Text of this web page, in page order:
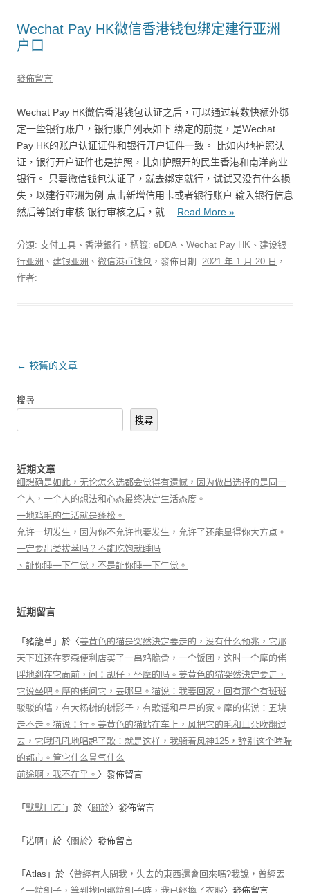
Wechat Pay HK微信香港钱包绑定建行亚洲
户口
發佈留言
Wechat Pay HK微信香港钱包认证之后，可以通过转数快额外绑
定一些银行账户，银行账户列表如下 绑定的前提，是Wechat
Pay HK的账户认证证件和银行开户证件一致。 比如内地护照认
证，银行开户证件也是护照，比如护照开的民生香港和南洋商业
银行。 只要微信钱包认证了，就去绑定就行，试试又没有什么损
失，以建行亚洲为例 点击新增信用卡或者银行账户 输入银行信息
然后等银行审核 银行审核之后，就… Read More »
分類: 支付工具 、 香港銀行 ，標籤: eDDA 、 Wechat Pay HK 、 建设银
行亚洲 、 建银亚洲 、 微信港币钱包 ，發佈日期: 2021 年 1 月 20 日 ，
作者:
文章導覽
← 較舊的文章
搜尋
搜尋
近期文章
细想确是如此，无论怎么选都会觉得有遗憾，因为做出选择的是同一
个人，一个人的想法和心态最终决定生活态度。
一地鸡毛的生活就是蓬松。
允许一切发生，因为你不允许也要发生，允许了还能显得你大方点。
一定要出类拔萃吗？不能吃饱就睡吗
、訨你睡一下午觉，不是訨你睡一下午觉。
近期留言
「 豬籠草 」於〈姜黄色的猫是突然決定要走的，没有什么预兆，它那
天下班还在罗森便利店买了一串鸡脆骨，一个饭团，这时一个摩的佬
呼地刹在它面前，问：靓仔，坐摩的吗。姜黄色的猫突然決定要走，
它说坐吧。摩的佬问它，去哪里。猫说：我要回家，回有那个有斑斑
驳驳的墙，有大杨树的树影子，有歌谣和星星的家。摩的佬说：五块
走不走。猫说：行。姜黄色的猫站在车上，风把它的毛和耳朵吹翻过
去，它哦吼吼地唱起了歌：就是这样，我骑着风神125，辞别这个哮喘
的都市。管它什么景气什么
前途啊，我不在乎。 〉發佈留言
「 默默ㄇㄛˋ 」於〈 關於〉發佈留言
「 诺啊 」於〈 關於〉發佈留言
「 Atlas 」於〈曾經有人問我，失去的東西還會回來嗎?我說，曾經丟
了一粒釦子，等到找回那粒釦子時，我已經換了衣服〉發佈留言